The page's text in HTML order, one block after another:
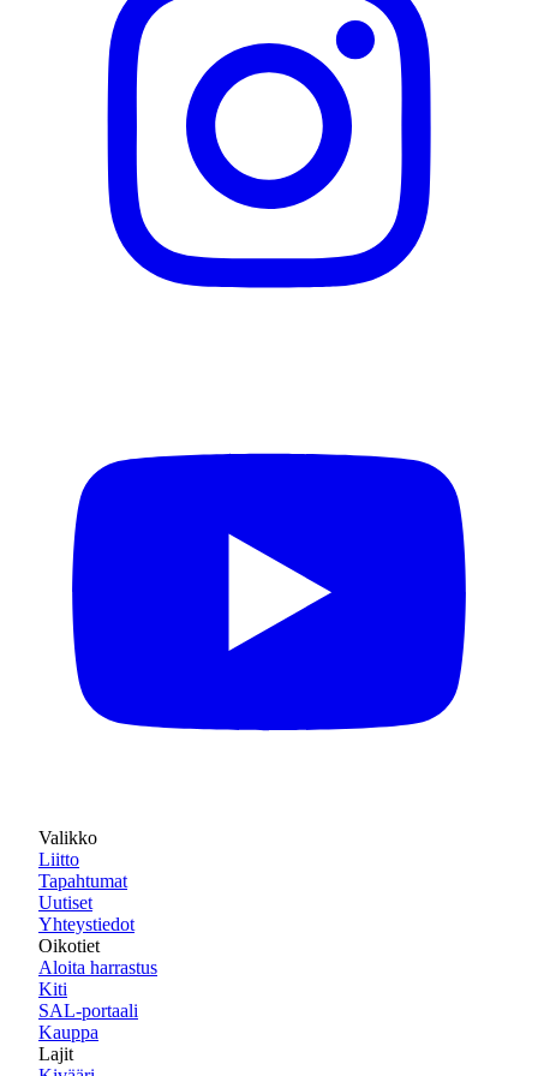
Valikko
Liitto
Tapahtumat
Uutiset
Yhteystiedot
Oikotiet
Aloita harrastus
Kiti
SAL-portaali
Kauppa
Lajit